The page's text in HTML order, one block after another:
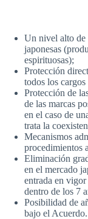
Un nivel alto de
japonesas
espirituosas);
Protección
todos los
Protección de
de las marcas
en el caso de
trata la
Mecanismos
procedimientos
Eliminación
en el mercado
entrada en
dentro de los 7
Posibilidad de
bajo el Acuerdo.